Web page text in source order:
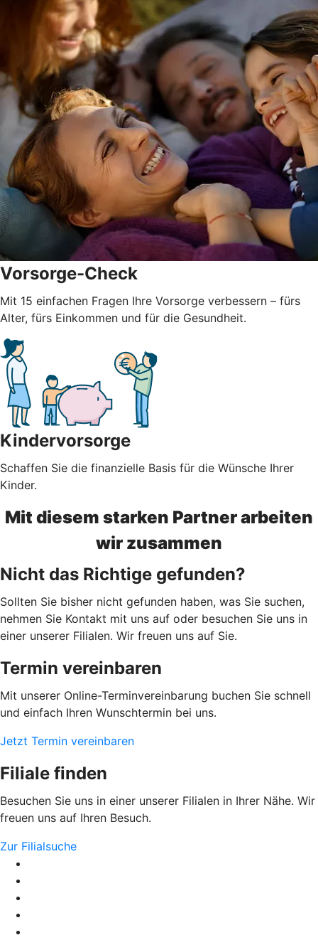
Vorsorge-Check
Mit 15 einfachen Fragen Ihre Vorsorge verbessern – fürs
Alter, fürs Einkommen und für die Gesundheit.
Kindervorsorge
Schaffen Sie die finanzielle Basis für die Wünsche Ihrer
Kinder.
Mit diesem starken Partner arbeiten
wir zusammen
Nicht das Richtige gefunden?
Sollten Sie bisher nicht gefunden haben, was Sie suchen,
nehmen Sie Kontakt mit uns auf oder besuchen Sie uns in
einer unserer Filialen. Wir freuen uns auf Sie.
Termin vereinbaren
Mit unserer Online-Terminvereinbarung buchen Sie schnell
und einfach Ihren Wunschtermin bei uns.
Jetzt Termin vereinbaren
Filiale finden
Besuchen Sie uns in einer unserer Filialen in Ihrer Nähe. Wir
freuen uns auf Ihren Besuch.
Zur Filialsuche